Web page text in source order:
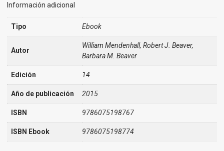
Información adicional
Tipo Ebook
Autor
William Mendenhall, Robert J. Beaver,
Barbara M. Beaver
Edición 14
Año de publicación 2015
ISBN 9786075198767
ISBN Ebook 9786075198774